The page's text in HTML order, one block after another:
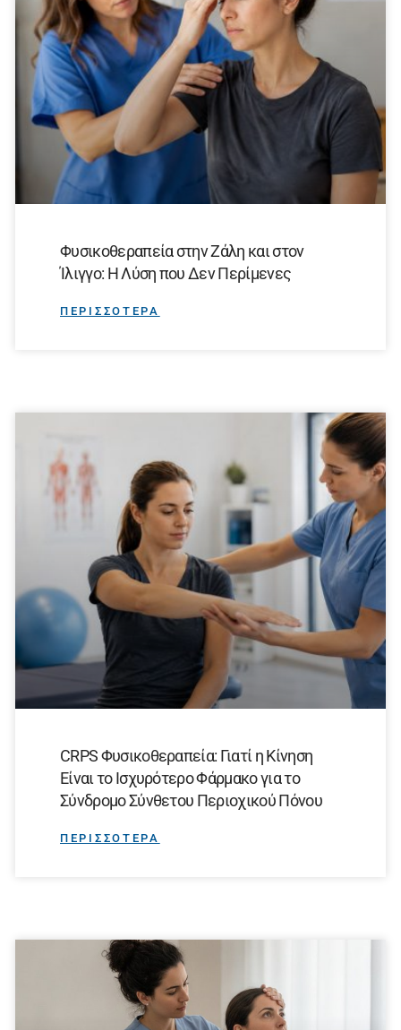
Φυσικοθεραπεία στην Ζάλη και στον
Ίλιγγο: Η Λύση που Δεν Περίμενες
ΠΕΡΙΣΣΟΤΕΡΑ
CRPS Φυσικοθεραπεία: Γιατί η Κίνηση
Είναι το Ισχυρότερο Φάρμακο για το
Σύνδρομο Σύνθετου Περιοχικού Πόνου
ΠΕΡΙΣΣΟΤΕΡΑ